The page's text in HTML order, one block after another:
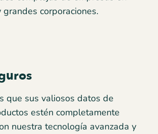
grandes corporaciones.
que sus valiosos datos de
estén completamente
nuestra tecnología avanzada y